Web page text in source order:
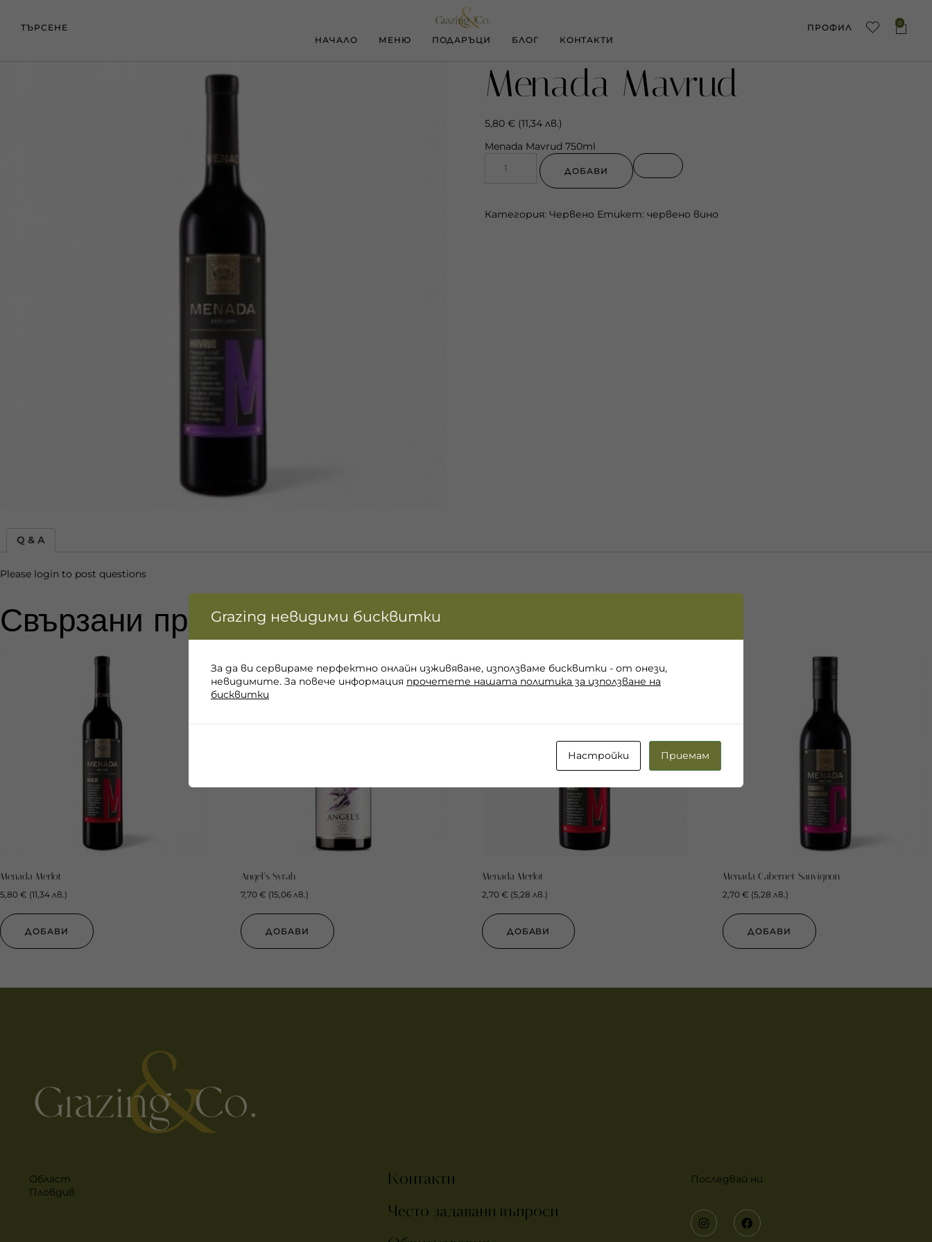
ТЪРСЕНЕ
НАЧАЛО
МЕНЮ ПОДАРЪЦИ БЛОГ КОНТАКТИ
ПРОФИЛ 0
Menada Mavrud
5,80 € (11,34 лв.)
Menada Mavrud 750ml
ДОБАВИ
Категория: Червено Етикет: червено вино
Q & A
Please login to post questions
Свързани продукти
Menada Merlot
5,80 € (11,34 лв.)
ДОБАВИ
Angel’s Syrah
7,70€ (15,06лв.)
ДОБАВИ
Menada Merlot
2,70 € (5,28 лв.)
ДОБАВИ
Menada Cabernet Sauvignon
2,70€ (5,28лв.)
ДОБАВИ
Област
Пловдив
Контакти
Често задавани въпроси
Последвай ни
Grazing невидими бисквитки
За да ви сервираме перфектно онлайн изживяване, използваме бисквитки - от онези,
невидимите. За повече информация прочетете нашата политика за използване на
бисквитки
Настройки Приемам